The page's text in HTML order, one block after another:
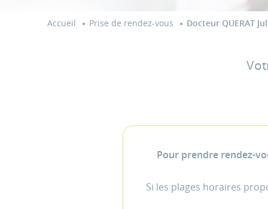
Accueil Prise de rendez-vous Docteur QUERAT
Pour prendre rendez-
Si les plages horaires